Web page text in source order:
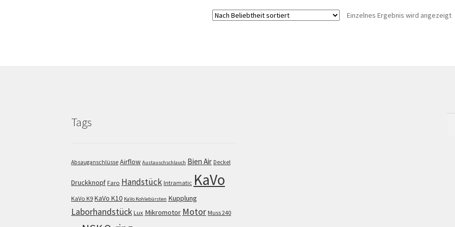
Einzelnes Ergebnis wird angezeigt
Tags
Absauganschlüsse Airflow Austauschschlauch Bien Air Deckel
Druckknopf Faro Handstück Intramatic KaVo
KaVo K9 KaVo K10 KaVo Kohlebürsten Kupplung
Laborhandstück Lux Mikromotor Motor Muss 240